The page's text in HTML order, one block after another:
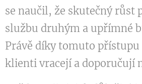
se naučil, že skutečný růst
službu druhým a upřímné
Právě díky tomuto přístupu
klienti vracejí a doporučují